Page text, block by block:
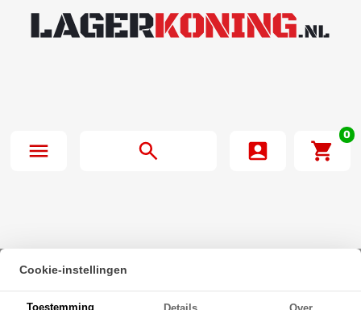
0
Beginpagina·
Nachi Hoekcontactlager Eenrijig 7201 B (12x32x10mm)
Cookie-instellingen
Toestemming